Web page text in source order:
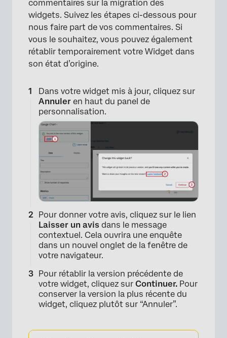
×
commentaires sur la migration des
widgets. Suivez les étapes ci-dessous pour
nous faire part de vos commentaires. Si
vous le souhaitez, vous pouvez également
rétablir temporairement votre Widget dans
son état d’origine.
Dans votre widget mis à jour, cliquez sur
Annuler en haut du panel de
personnalisation.
Pour donner votre avis, cliquez sur le lien
Laisser un avis dans le message
contextuel. Cela ouvrira une enquête
dans un nouvel onglet de la fenêtre de
votre navigateur.
Pour rétablir la version précédente de
votre widget, cliquez sur Continuer. Pour
conserver la version la plus récente du
widget, cliquez plutôt sur “Annuler”.